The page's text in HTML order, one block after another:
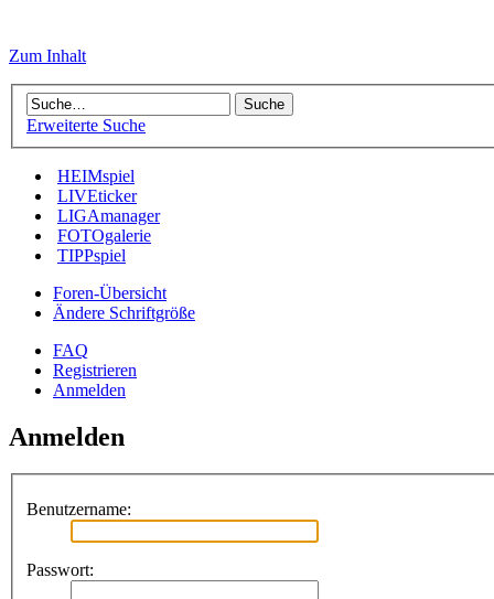
Zum Inhalt
Erweiterte Suche
HEIMspiel
LIVEticker
LIGAmanager
FOTOgalerie
TIPPspiel
Foren-Übersicht
Ändere Schriftgröße
FAQ
Registrieren
Anmelden
Anmelden
Benutzername:
Passwort: